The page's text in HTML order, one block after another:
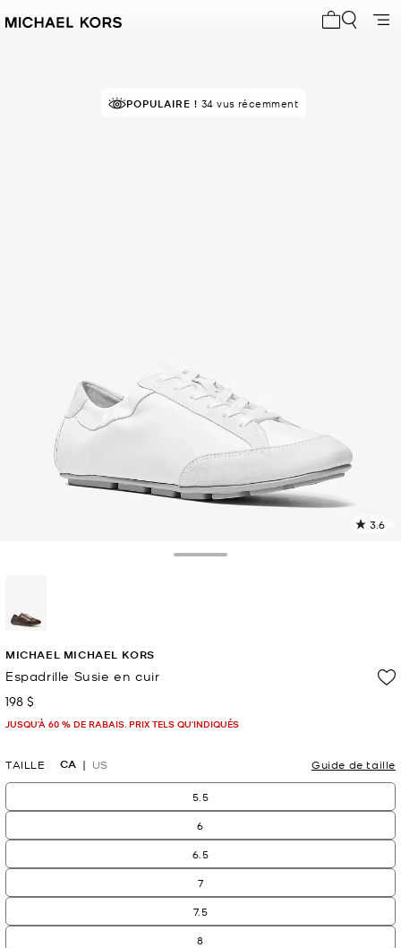
POPULAIRE ! 34 vus récemment
3.6
MICHAEL MICHAEL KORS
Espadrille Susie en cuir
maintenant
198 $
JUSQU’À 60 % DE RABAIS. PRIX TELS QU'INDIQUÉS
TAILLE CA US Guide de taille
5.5
6
6.5
7
7.5
8